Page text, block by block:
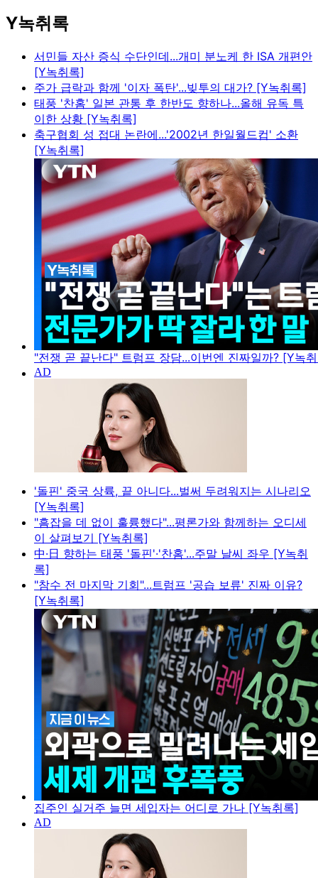
Y녹취록
서민들 자산 증식 수단인데...개미 분노케 한 ISA 개편안
[Y녹취록]
주가 급락과 함께 '이자 폭탄'...빚투의 대가? [Y녹취록]
태풍 '찬홈' 일본 관통 후 한반도 향하나...올해 유독 특
이한 상황 [Y녹취록]
축구협회 성 접대 논란에...'2002년 한일월드컵' 소환
[Y녹취록]
"전쟁 곧 끝난다" 트럼프 장담...이번엔 진짜일까? [Y녹
'돌핀' 중국 상륙, 끝 아니다...벌써 두려워지는 시나리오
[Y녹취록]
"흠잡을 데 없이 훌륭했다"...평론가와 함께하는 오디세
이 살펴보기 [Y녹취록]
中·日 향하는 태풍 '돌핀'·'찬홈'...주말 날씨 좌우 [Y녹취
록]
"참수 전 마지막 기회"...트럼프 '공습 보류' 진짜 이유?
[Y녹취록]
집주인 실거주 늘면 세입자는 어디로 가나 [Y녹취록]